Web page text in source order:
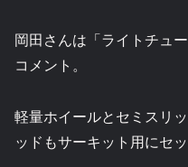
岡田さんは「ライトチュ
コメント。
軽量ホイールとセミスリ
ッドもサーキット用にセッ